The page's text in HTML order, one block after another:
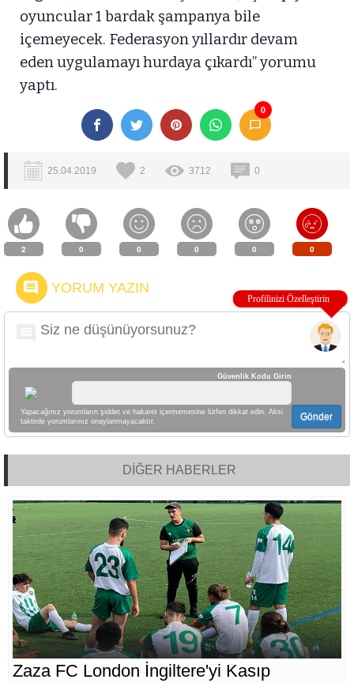
oyuncular 1 bardak şampanya bile
içemeyecek. Federasyon yıllardır devam
eden uygulamayı hurdaya çıkardı” yorumu
yaptı.
0
25.04.2019 2 3712 0
2 0 0 0 0 0
YORUM YAZIN
Güvenlik Kodu Girin
Yapacağınız yorumların şiddet ve hakaret içermemesine lütfen dikkat edin. Aksi
taktirde yorumlarınız onaylanmayacaktır.
Gönder
DİĞER HABERLER
Zaza FC London İngiltere'yi Kasıp